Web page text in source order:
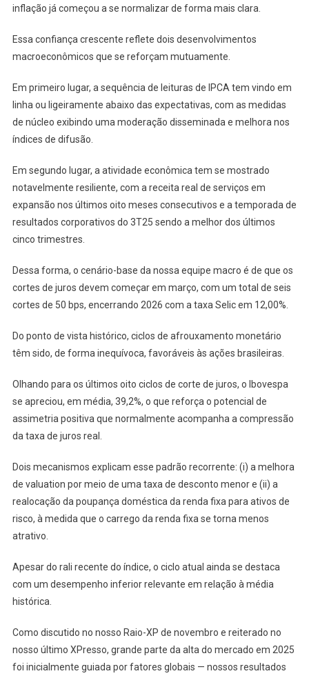
inflação já começou a se normalizar de forma mais clara.
Essa confiança crescente reflete dois desenvolvimentos
macroeconômicos que se reforçam mutuamente.
Em primeiro lugar, a sequência de leituras de IPCA tem vindo em
linha ou ligeiramente abaixo das expectativas, com as medidas
de núcleo exibindo uma moderação disseminada e melhora nos
índices de difusão.
Em segundo lugar, a atividade econômica tem se mostrado
notavelmente resiliente, com a receita real de serviços em
expansão nos últimos oito meses consecutivos e a temporada de
resultados corporativos do 3T25 sendo a melhor dos últimos
cinco trimestres.
Dessa forma, o cenário-base da nossa equipe macro é de que os
cortes de juros devem começar em março, com um total de seis
cortes de 50 bps, encerrando 2026 com a taxa Selic em 12,00%.
Do ponto de vista histórico, ciclos de afrouxamento monetário
têm sido, de forma inequívoca, favoráveis às ações brasileiras.
Olhando para os últimos oito ciclos de corte de juros, o Ibovespa
se apreciou, em média, 39,2%, o que reforça o potencial de
assimetria positiva que normalmente acompanha a compressão
da taxa de juros real.
Dois mecanismos explicam esse padrão recorrente: (i) a melhora
de valuation por meio de uma taxa de desconto menor e (ii) a
realocação da poupança doméstica da renda fixa para ativos de
risco, à medida que o carrego da renda fixa se torna menos
atrativo.
Apesar do rali recente do índice, o ciclo atual ainda se destaca
com um desempenho inferior relevante em relação à média
histórica.
Como discutido no nosso Raio-XP de novembro e reiterado no
nosso último XPresso, grande parte da alta do mercado em 2025
foi inicialmente guiada por fatores globais — nossos resultados